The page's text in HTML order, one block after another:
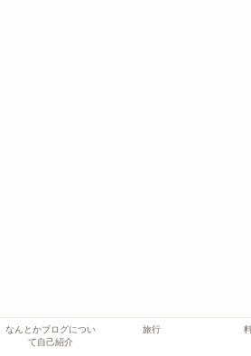
なんとかブログについ
て自己紹介
旅行